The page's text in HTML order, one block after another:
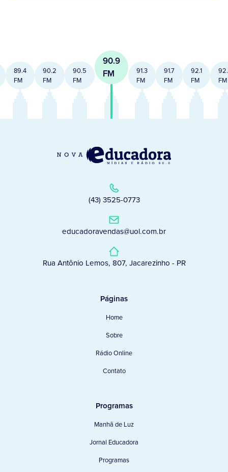
89.4
FM
90.2
FM
90.5
FM
90.9
FM
91.3
FM
91.7
FM
92.1
FM
FM
(43) 3525-0773
educadoravendas@uol.com.br
Rua Antônio Lemos, 807, Jacarezinho - PR
Páginas
Home
Sobre
Rádio Online
Contato
Programas
Manhã de Luz
Jornal Educadora
Programas